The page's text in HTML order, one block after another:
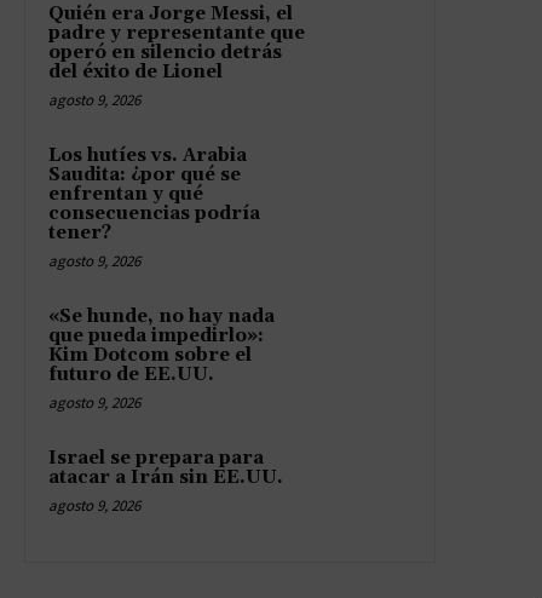
Quién era Jorge Messi, el
padre y representante que
operó en silencio detrás
del éxito de Lionel
agosto 9, 2026
Los hutíes vs. Arabia
Saudita: ¿por qué se
enfrentan y qué
consecuencias podría
tener?
agosto 9, 2026
«Se hunde, no hay nada
que pueda impedirlo»:
Kim Dotcom sobre el
futuro de EE.UU.
agosto 9, 2026
Israel se prepara para
atacar a Irán sin EE.UU.
agosto 9, 2026